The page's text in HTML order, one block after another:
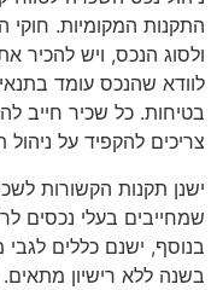
התקנות המקומיות.
ולסוג הנכס, ויש להכיר
לוודא שהנכס עומד
בטיחות. כל שכיר חייב
צריכים להקפיד על
ישנן תקנות הקשורות
שמחייבים בעלי נכסים
בשנה ללא רישיון